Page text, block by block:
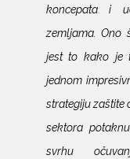
koncepata i
zemljama. Ono
jest to kako je
jednom
strategiju zaštite
sektora
svrhu